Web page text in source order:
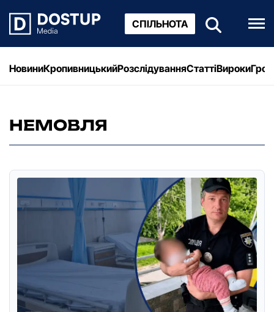
СПІЛЬНОТА
НовиниКропивницькийРозслідуванняСтаттіВироки
НЕМОВЛЯ